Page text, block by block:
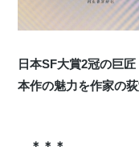
日本SF大賞2冠の巨匠
本作の魅力を作家の荻